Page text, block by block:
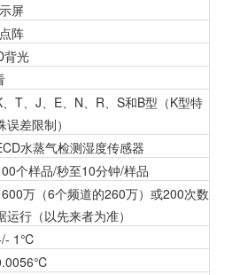
屏
阵
背光
、T、J、E、N、R、S和B型（K型特
误差限制）
水蒸气检测湿度传感器
个样品/秒至10分钟/样品
万（6个频道的260万）或200次数
运行（以先来者为准）
1℃